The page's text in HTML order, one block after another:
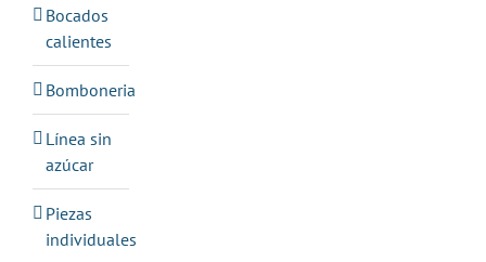
Bocados
calientes
Bomboneria
Línea sin
azúcar
Piezas
individuales